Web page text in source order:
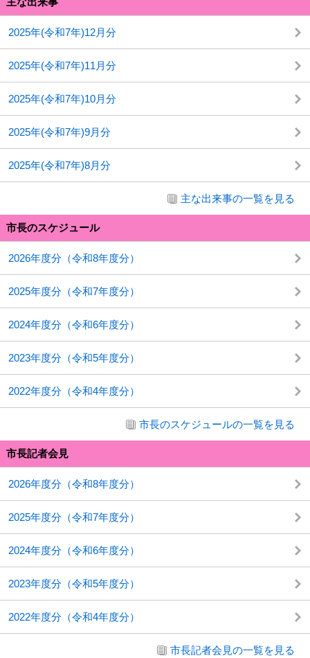
2025年(令和7年)12月分
2025年(令和7年)11月分
2025年(令和7年)10月分
2025年(令和7年)9月分
2025年(令和7年)8月分
主な出来事の一覧を見る
市長のスケジュール
2026年度分（令和8年度分）
2025年度分（令和7年度分）
2024年度分（令和6年度分）
2023年度分（令和5年度分）
2022年度分（令和4年度分）
市長のスケジュールの一覧を見る
市長記者会見
2026年度分（令和8年度分）
2025年度分（令和7年度分）
2024年度分（令和6年度分）
2023年度分（令和5年度分）
2022年度分（令和4年度分）
市長記者会見の一覧を見る